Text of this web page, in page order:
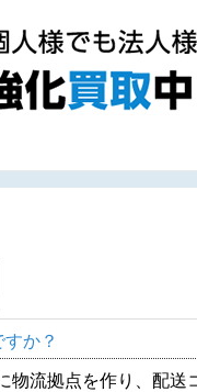
か？
物流拠点を作り、配